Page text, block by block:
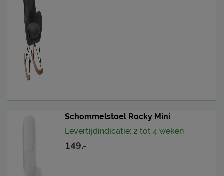
Schommelstoel Rocky Mini
Levertijdindicatie: 2 tot 4 weken
149.-